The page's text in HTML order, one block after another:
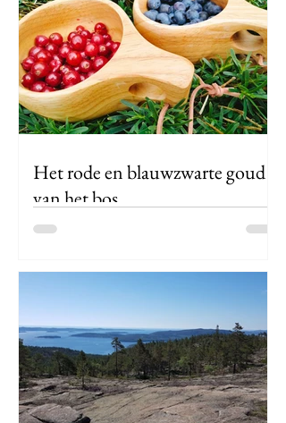
Het rode en blauwzwarte goud
van het bos
Als de vraag gesteld zou worden om
brengen tot één enkel ingrediënt, dan
zouden dat voor mij zonder twijfel de
zurige, maar o zo lekkere
vossenbessen zijn. Want wie kan zich
ondertussen nog een IKEA bordje
gevuld met Zweedse balletjes zonder
deze rode vruchtenmoes voorstellen?